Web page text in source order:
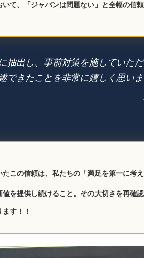
て、「ジャパンは問題ない」と全幅の信
抽出し、事前対策を施していた
できたことを非常に嬉しく思いま
この信頼は、私たちの「満足を第一に考
を提供し続けること。その大切さを再確
す！！